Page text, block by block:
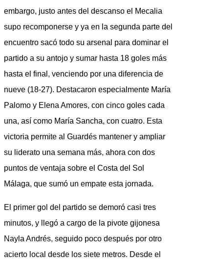
embargo, justo antes del descanso el Mecalia
supo recomponerse y ya en la segunda parte del
encuentro sacó todo su arsenal para dominar el
partido a su antojo y sumar hasta 18 goles más
hasta el final, venciendo por una diferencia de
nueve (18-27). Destacaron especialmente María
Palomo y Elena Amores, con cinco goles cada
una, así como María Sancha, con cuatro. Esta
victoria permite al Guardés mantener y ampliar
su liderato una semana más, ahora con dos
puntos de ventaja sobre el Costa del Sol
Málaga, que sumó un empate esta jornada.
El primer gol del partido se demoró casi tres
minutos, y llegó a cargo de la pivote gijonesa
Nayla Andrés, seguido poco después por otro
acierto local desde los siete metros. Desde el